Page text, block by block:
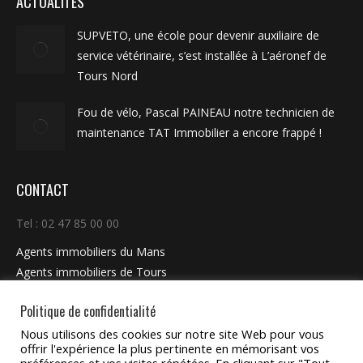
SUPVETO, une école pour devenir auxiliaire de
service vétérinaire, s’est installée à L’aéronef de
Tours Nord
Fou de vélo, Pascal PAINEAU notre technicien de
maintenance TAT Immobilier a encore frappé !
CONTACT
Tel : 02 47 85 00 00
Agents immobiliers du Mans
Agents immobiliers de Tours
TAT GROUP
Politique de confidentialité
Nous utilisons des cookies sur notre site Web pour vous
offrir l'expérience la plus pertinente en mémorisant vos